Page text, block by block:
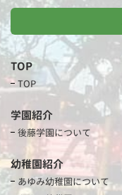
TOP
TOP
学園紹介
後藤学園について
幼稚園紹介
あゆみ幼稚園について